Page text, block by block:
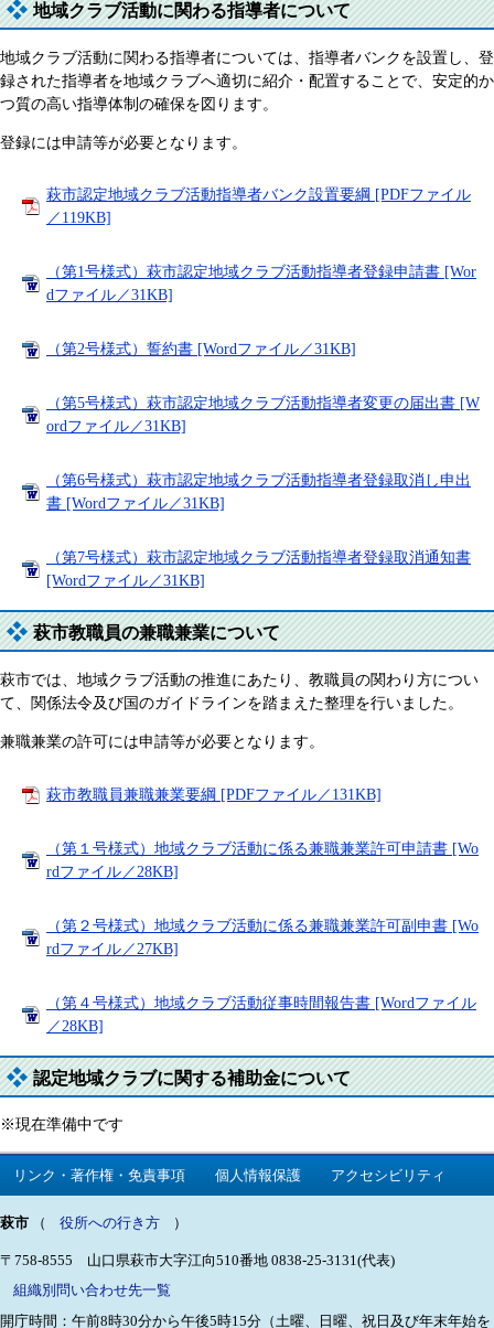
地域クラブ活動に関わる指導者について
地域クラブ活動に関わる指導者については、指導者バンクを設置し、登
録された指導者を地域クラブへ適切に紹介・配置することで、安定的か
つ質の高い指導体制の確保を図ります。
登録には申請等が必要となります。​
萩市認定地域クラブ活動指導者バンク設置要綱 [PDFファイル
／119KB]
（第1号様式）萩市認定地域クラブ活動指導者登録申請書 [Wor
dファイル／31KB]
（第2号様式）誓約書 [Wordファイル／31KB]
（第5号様式）萩市認定地域クラブ活動指導者変更の届出書 [W
ordファイル／31KB]
（第6号様式）萩市認定地域クラブ活動指導者登録取消し申出
書 [Wordファイル／31KB]
（第7号様式）萩市認定地域クラブ活動指導者登録取消通知書
[Wordファイル／31KB]
萩市教職員の兼職兼業について
​萩市では、地域クラブ活動の推進にあたり、教職員の関わり方につい
て、関係法令及び国のガイドラインを踏まえた整理を行いました。
兼職兼業の許可には申請等が必要となります。
萩市教職員兼職兼業要綱 [PDFファイル／131KB]
（第１号様式）地域クラブ活動に係る兼職兼業許可申請書 [Wo
rdファイル／28KB]
（第２号様式）地域クラブ活動に係る兼職兼業許可副申書 [Wo
rdファイル／27KB]
（第４号様式）地域クラブ活動従事時間報告書 [Wordファイル
／28KB]
認定地域クラブに関する補助金について
※現在準備中です
リンク・著作権・免責事項 個人情報保護 アクセシビリティ
萩市 （ 役所への行き方 ）
〒758-8555 山口県萩市大字江向510番地 0838-25-3131(代表)
組織別問い合わせ先一覧
開庁時間：午前8時30分から午後5時15分（土曜、日曜、祝日及び年末年始を